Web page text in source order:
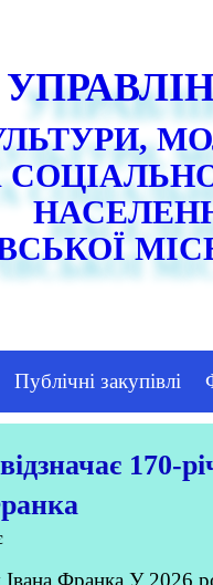
Публічні закупівлі
170-
Франка У 2026